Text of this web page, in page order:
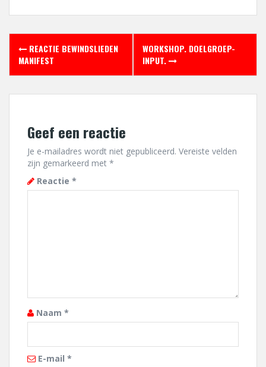
Berichtnavigatie
REACTIE BEWINDSLIEDEN
MANIFEST
WORKSHOP. DOELGROEP-
INPUT.
Geef een reactie
Je e-mailadres wordt niet gepubliceerd. Vereiste velden
zijn gemarkeerd met *
Reactie *
Naam *
E-mail *